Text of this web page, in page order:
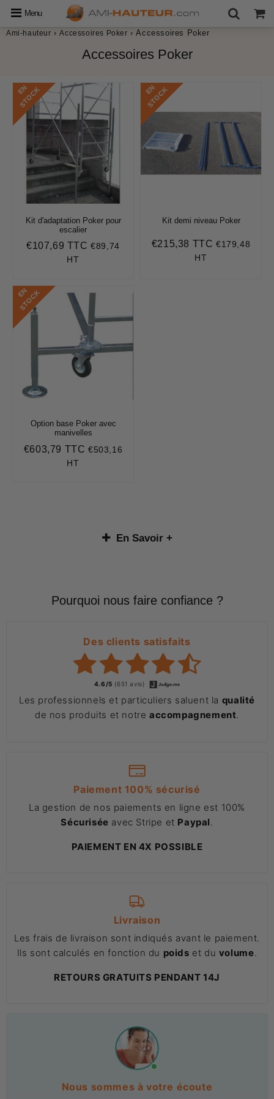
Menu
Ami-hauteur › Accessoires Poker › Accessoires Poker
Accessoires Poker
E
N
S
T
O
C
K
Kit d'adaptation Poker pour
escalier
Prix
€107,69 TTC€107,69
€89,74
HT
E
N
S
T
O
C
K
Kit demi niveau Poker
Prix
€215,38 TTC €215,38
€179,48
HT
E
N
S
T
O
C
K
Option base Poker avec
manivelles
Prix
€603,79 TTC €603,79
€503,16
HT
En Savoir +
Pourquoi nous faire confiance ?
Des clients satisfaits
4.6/5 (651 avis)
Les professionnels et particuliers saluent la qualité
de nos produits et notre accompagnement.
Paiement 100% sécurisé
La gestion de nos paiements en ligne est 100%
Sécurisée avec Stripe et Paypal.
PAIEMENT EN 4X POSSIBLE
Livraison
Les frais de livraison sont indiqués avant le paiement.
Ils sont calculés en fonction du poids et du volume.
RETOURS GRATUITS PENDANT 14J
Nous sommes à votre écoute